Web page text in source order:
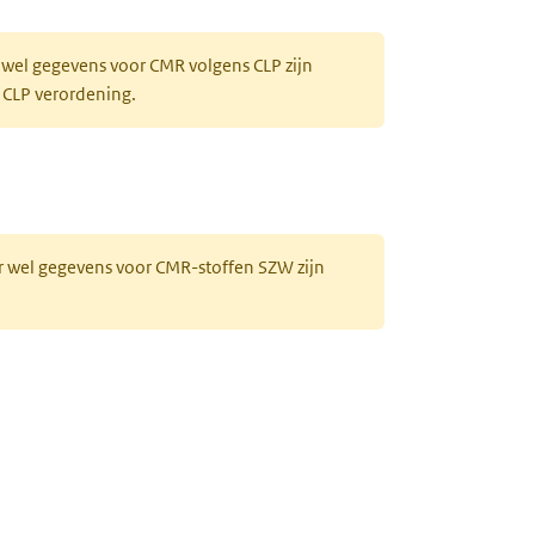
gegevens voor CMR volgens CLP zijn
verordening.
gegevens voor CMR-stoffen SZW zijn